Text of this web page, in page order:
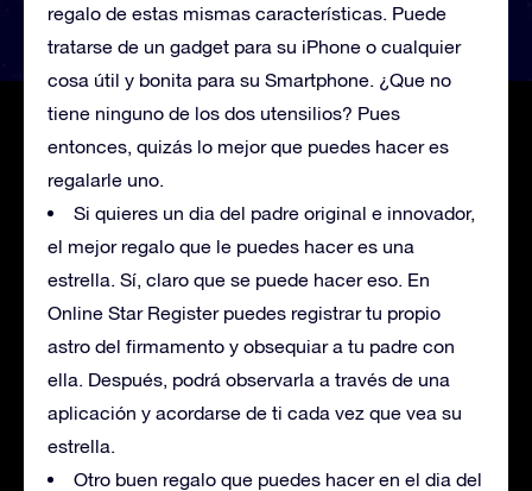
regalo de estas mismas características. Puede
tratarse de un gadget para su iPhone o cualquier
cosa útil y bonita para su Smartphone. ¿Que no
tiene ninguno de los dos utensilios? Pues
entonces, quizás lo mejor que puedes hacer es
regalarle uno.
Si quieres un dia del padre original e innovador,
el mejor regalo que le puedes hacer es una
estrella. Sí, claro que se puede hacer eso. En
Online Star Register puedes registrar tu propio
astro del firmamento y obsequiar a tu padre con
ella. Después, podrá observarla a través de una
aplicación y acordarse de ti cada vez que vea su
estrella.
Otro buen regalo que puedes hacer en el dia del